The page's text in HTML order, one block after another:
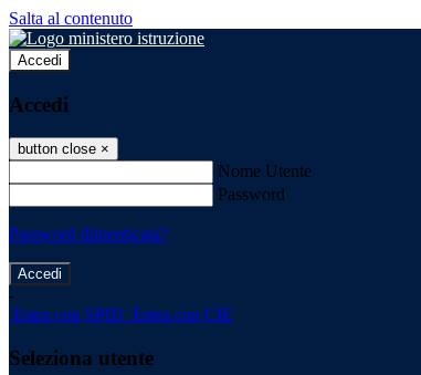
Salta al contenuto
Accedi
Accedi
button close ×
Nome Utente
Password
Password dimenticata?
-
Entra con SPID Entra con CIE
Seleziona utente